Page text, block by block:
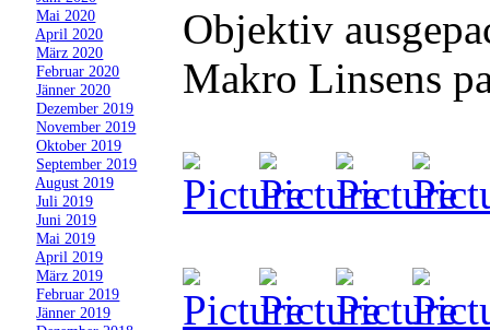
»Mai 2020
April 2020
»März 2020
»Februar 2020
»Jänner 2020
»Dezember 2019
»November 2019
»Oktober 2019
September 2019
August 2019
»Juli 2019
»Juni 2019
»Mai 2019
April 2019
»März 2019
»Februar 2019
»Jänner 2019
Objektiv
Makro Linsens